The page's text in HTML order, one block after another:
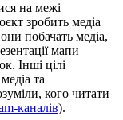
на межі
зробить медіа
побачать медіа,
мапи
Інші цілі
та
кого читати
каналів).